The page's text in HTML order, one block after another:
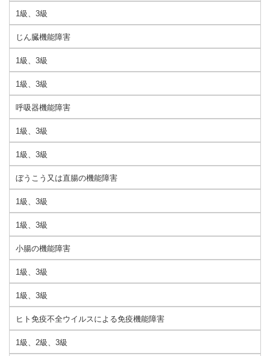
1級、3級
じん臓機能障害
1級、3級
1級、3級
呼吸器機能障害
1級、3級
1級、3級
ぼうこう又は直腸の機能障害
1級、3級
1級、3級
小腸の機能障害
1級、3級
1級、3級
ヒト免疫不全ウイルスによる免疫機能障害
1級、2級、3級